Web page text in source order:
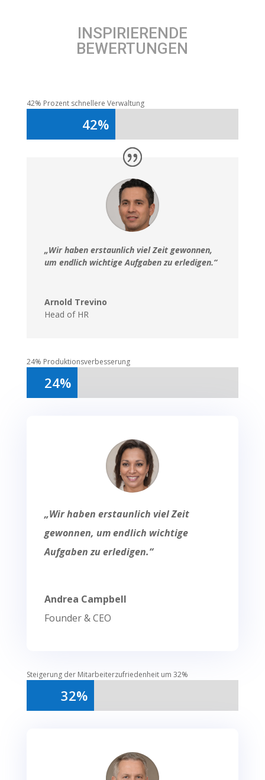
INSPIRIERENDE
BEWERTUNGEN
42% Prozent schnellere Verwaltung
42%
42%
„Wir haben erstaunlich viel Zeit gewonnen,
um endlich wichtige Aufgaben zu erledigen.“
Arnold Trevino
Head of HR
24% Produktionsverbesserung
24%
24%
„Wir haben erstaunlich viel Zeit
gewonnen, um endlich wichtige
Aufgaben zu erledigen.“
Andrea Campbell
Founder & CEO
Steigerung der Mitarbeiterzufriedenheit um 32%
32%
32%